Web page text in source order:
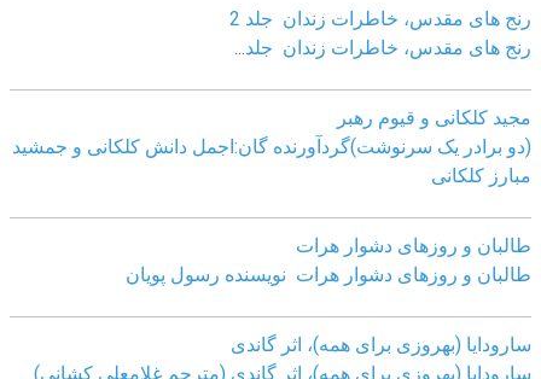
رنج های مقدس، خاطرات زندان جلد 2
رنج های مقدس، خاطرات زندان جلد
مجید کلکانی و قیوم رهبر
(دو برادر یک سرنوشت)گردآورنده گان:اجمل دانش کلکانی و جمشید
مبارز کلکانی
طالبان و روزهای دشوار هرات
طالبان و روزهای دشوار هرات نویسنده رسول پویان
سارودایا (بهروزی برای همه)، اثر گاندی
سارودایا (بهروزی برای همه)، اثر گاندی (مترجم غلامعلی کشانی)